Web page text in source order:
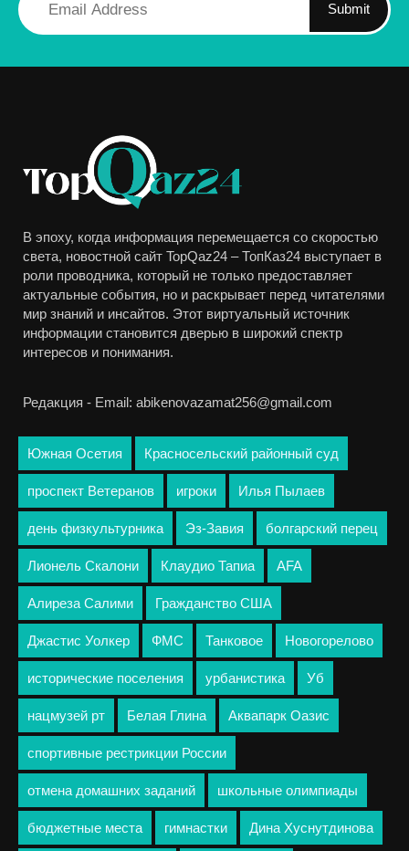
Submit
В эпоху, когда информация перемещается со скоростью
света, новостной сайт TopQaz24 – ТопКаз24 выступает в
роли проводника, который не только предоставляет
актуальные события, но и раскрывает перед читателями
мир знаний и инсайтов. Этот виртуальный источник
информации становится дверью в широкий спектр
интересов и понимания.
Редакция - Email: abikenovazamat256@gmail.com
Южная Осетия Красносельский районный суд
проспект Ветеранов игроки Илья Пылаев
день физкультурника Эз-Завия болгарский перец
Лионель Скалони Клаудио Тапиа AFA
Алиреза Салими Гражданство США
Джастис Уолкер ФМС Танковое Новогорелово
исторические поселения урбанистика Уб
нацмузей рт Белая Глина Аквапарк Оазис
спортивные рестрикции России
отмена домашних заданий школьные олимпиады
бюджетные места гимнастки Дина Хуснутдинова